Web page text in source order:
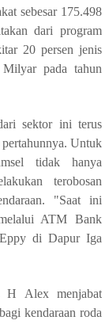
sebesar 175.498
dari program
20 persen jenis
pada tahun
sektor ini terus
Untuk
tidak hanya
terobosan
"Saat ini
ATM Bank
di Dapur Iga
H Alex menjabat
kendaraan roda